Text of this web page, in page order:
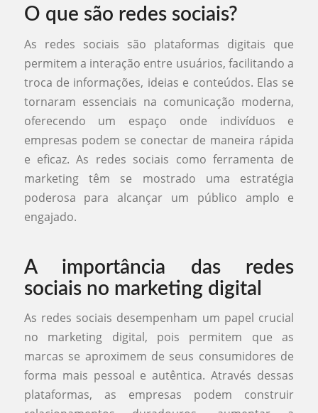
O que são redes sociais?
As redes sociais são plataformas digitais que
permitem a interação entre usuários, facilitando a
troca de informações, ideias e conteúdos. Elas se
tornaram essenciais na comunicação moderna,
oferecendo um espaço onde indivíduos e
empresas podem se conectar de maneira rápida
e eficaz. As redes sociais como ferramenta de
marketing têm se mostrado uma estratégia
poderosa para alcançar um público amplo e
engajado.
A importância das redes
sociais no marketing digital
As redes sociais desempenham um papel crucial
no marketing digital, pois permitem que as
marcas se aproximem de seus consumidores de
forma mais pessoal e autêntica. Através dessas
plataformas, as empresas podem construir